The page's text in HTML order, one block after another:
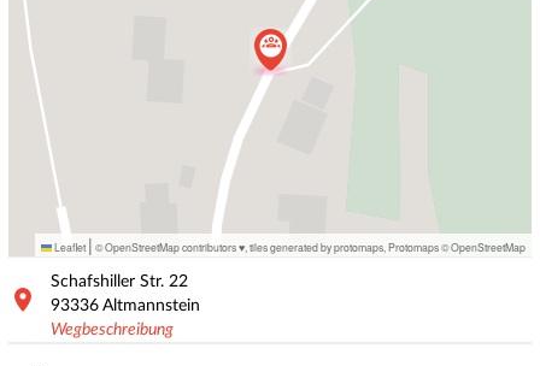
Leaflet | © OpenStreetMap contributors ♥, tiles generated by protomaps Protomaps©OpenStreetMap
Schafshiller Str. 22
93336 Altmannstein
Wegbeschreibung